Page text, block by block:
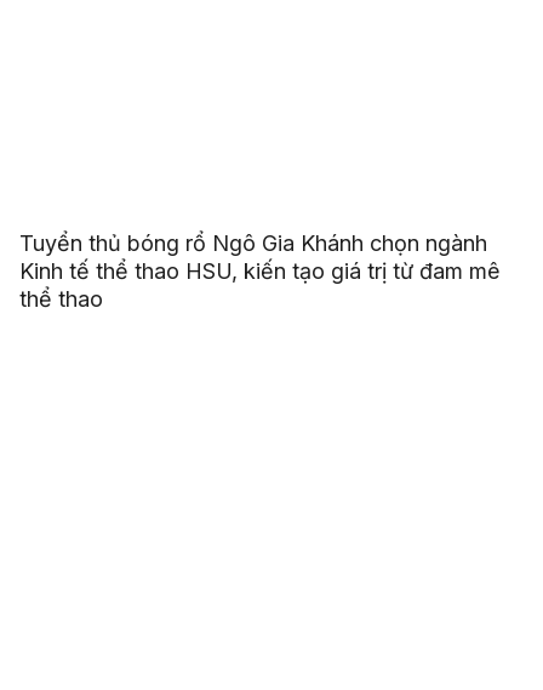
Tuyển thủ bóng rổ Ngô Gia Khánh chọn ngành
Kinh tế thể thao HSU, kiến tạo giá trị từ đam mê
thể thao